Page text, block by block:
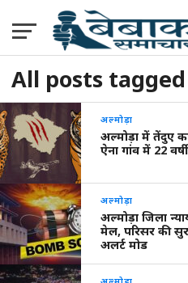
All posts
अल्मोड़ा
अल्मोड़ा में तेंदुए
ऐना गांव में 22
अल्मोड़ा
अल्मोड़ा जिला
मेल, परिसर की
अलर्ट मोड